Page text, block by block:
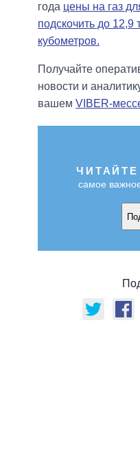
года цены на газ
подскочить до 12,9
кубометров.
Получайте
новости и
вашем VIBER-
ЧИТАЙТЕ
самое